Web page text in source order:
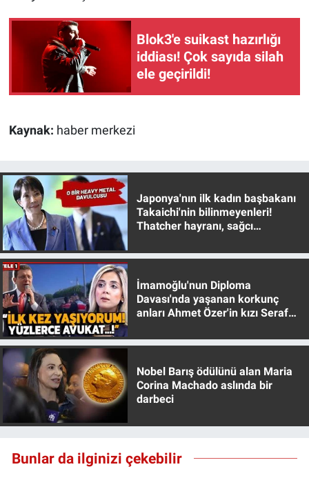
Blok3'e suikast hazırlığı
iddiası! Çok sayıda silah
ele geçirildi!
Kaynak: haber merkezi
Japonya'nın ilk kadın başbakanı
Takaichi'nin bilinmeyenleri!
Thatcher hayranı, sağcı
İmamoğlu'nun Diploma
Davası'nda yaşanan korkunç
anları Ahmet Özer'in kızı Seraf
Nobel Barış ödülünü alan Maria
Corina Machado aslında bir
darbeci
Bunlar da ilginizi çekebilir
Teknoloji
Türkiye'nin Geleceği
Yerel Yaşam
Canlı Yayın